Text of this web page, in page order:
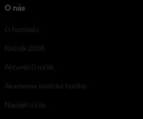
O nás
O festivalu
Ročník 2026
Antonín Dvořák
Akademie klasické hudby
Napsali o nás